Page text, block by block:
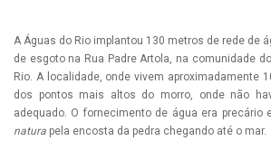
A Águas do Rio implantou 130 metros de rede de
de esgoto na Rua Padre Artola, na comunidade
Rio. A localidade, onde vivem aproximadamente
dos pontos mais altos do morro, onde não
adequado. O fornecimento de água era precário
natura pela encosta da pedra chegando até o mar.